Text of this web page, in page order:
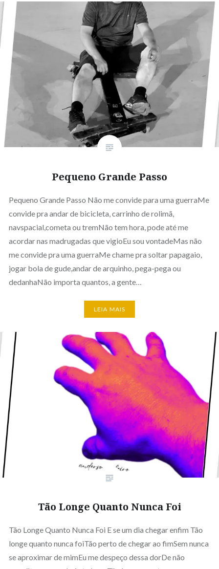
Pequeno Grande Passo
Pequeno Grande Passo Não me convide para uma guerraMe
convide pra andar de bicicleta, carrinho de rolimã,
navspacial,cometa ou tremNão tem hora, pode até me
acordar nas madrugadas que vigioEu sou vontadeMas não
me convide pra uma guerraMe chame pra soltar papagaio,
jogar bola de gude,andar de arquinho, pega-pega ou
dedanhaNão importa quantos, a gente…
LEIA MAIS
Tão Longe Quanto Nunca Foi
Tão Longe Quanto Nunca Foi E se um dia chegar enfim Tão
longe quanto nunca foiTão perto de chegar ao fimSem nunca
se aproximar de mimEu me despeço dessa dorDe não